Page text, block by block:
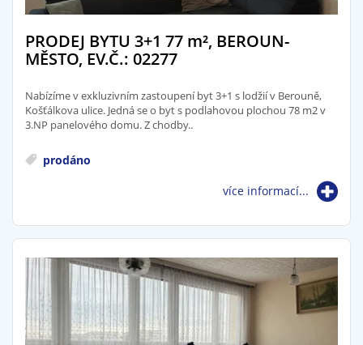
PRODEJ BYTU 3+1 77 m², BEROUN-
MĚSTO, EV.Č.: 02277
Nabízíme v exkluzivním zastoupení byt 3+1 s lodžií v Berouně,
Košťálkova ulice. Jedná se o byt s podlahovou plochou 78 m2 v
3.NP panelového domu. Z chodby..
prodáno
více informací...